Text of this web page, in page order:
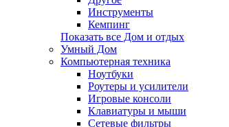
Инструменты
Кемпинг
Показать все Дом и отдых
Умный Дом
Компьютерная техника
Ноутбуки
Роутеры и усилители
Игровые консоли
Клавиатуры и мыши
Сетевые фильтры